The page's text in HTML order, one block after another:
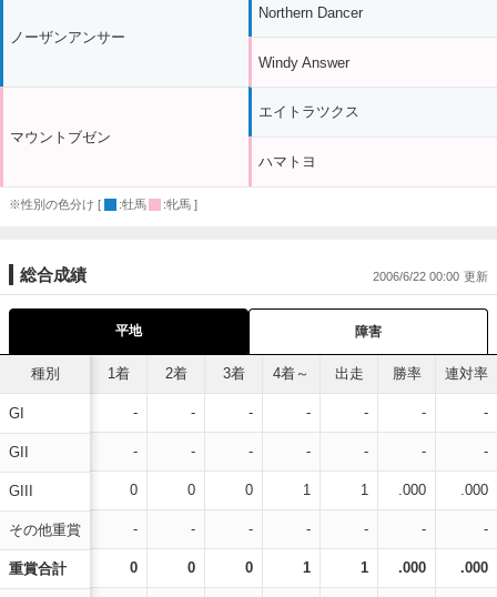
ノーザンアンサー
マウントブゼン
Northern Dancer
Windy Answer
エイトラツクス
ハマトヨ
※性別の色分け [ :牡馬 :牝馬 ]
総合成績 2006/6/22 00:00
平地 障害
種別
GI
GII
GIII
その他重賞
重賞合計
1着 2着 3着 4着～ 出走 勝率 連対率
- - - - - - -
- - - - - - -
0 0 0 1 1 .000 .000
- - - - - - -
0 0 0 1 1 .000 .000